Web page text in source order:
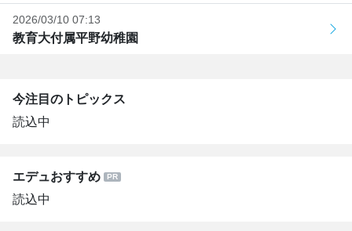
2026/03/10 07:13
教育大付属平野幼稚園
今注目のトピックス
読込中
エデュおすすめ
読込中